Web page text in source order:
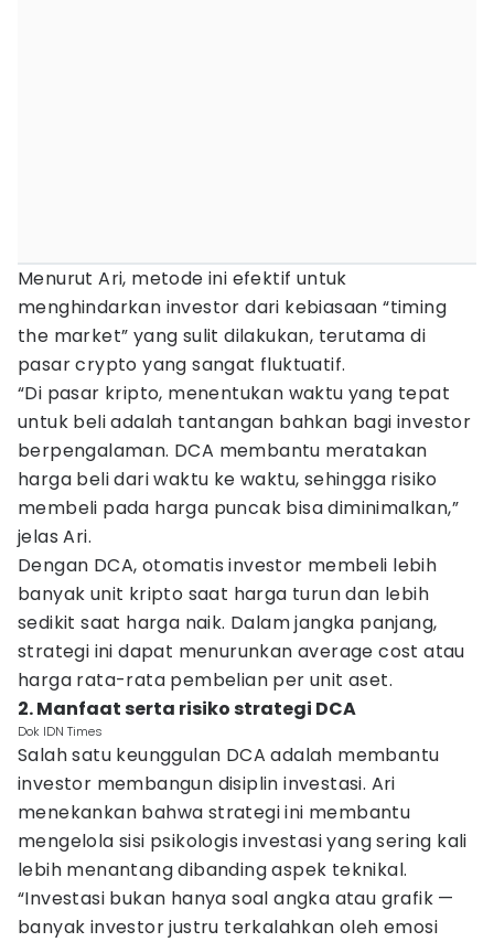
Menurut Ari, metode ini efektif untuk
menghindarkan investor dari kebiasaan “timing
the market” yang sulit dilakukan, terutama di
pasar crypto yang sangat fluktuatif.
“Di pasar kripto, menentukan waktu yang tepat
untuk beli adalah tantangan bahkan bagi investor
berpengalaman. DCA membantu meratakan
harga beli dari waktu ke waktu, sehingga risiko
membeli pada harga puncak bisa diminimalkan,”
jelas Ari.
Dengan DCA, otomatis investor membeli lebih
banyak unit kripto saat harga turun dan lebih
sedikit saat harga naik. Dalam jangka panjang,
strategi ini dapat menurunkan average cost atau
harga rata-rata pembelian per unit aset.
2. Manfaat serta risiko strategi DCA
Dok IDN Times
Salah satu keunggulan DCA adalah membantu
investor membangun disiplin investasi. Ari
menekankan bahwa strategi ini membantu
mengelola sisi psikologis investasi yang sering kali
lebih menantang dibanding aspek teknikal.
“Investasi bukan hanya soal angka atau grafik —
banyak investor justru terkalahkan oleh emosi